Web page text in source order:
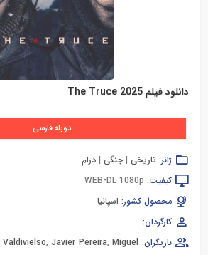
دانلود فیلم The Truce 2025
دوبله فارسی
ژانر: تاریخی | جنگی | درام
کیفیت: WEB-DL 1080p
محصول کشور: اسپانیا
کارگردان:
بازیگران:
, Javier Pereira, Miguel